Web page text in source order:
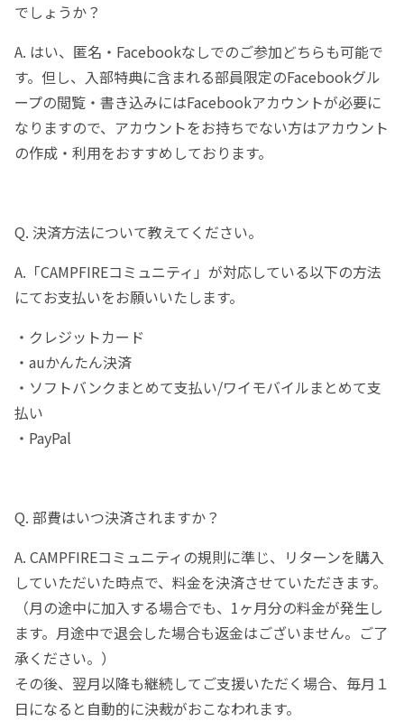
でしょうか？
A. はい、匿名・Facebookなしでのご参加どちらも可能で
す。但し、入部特典に含まれる部員限定のFacebookグル
ープの閲覧・書き込みにはFacebookアカウントが必要に
なりますので、アカウントをお持ちでない方はアカウント
の作成・利用をおすすめしております。
Q. 決済方法について教えてください。
A.「CAMPFIREコミュニティ」が対応している以下の方法
にてお支払いをお願いいたします。
・クレジットカード
・auかんたん決済
・ソフトバンクまとめて支払い/ワイモバイルまとめて支
払い
・PayPal
Q. 部費はいつ決済されますか？
A. CAMPFIREコミュニティの規則に準じ、リターンを購入
していただいた時点で、料金を決済させていただきます。
（月の途中に加入する場合でも、1ヶ月分の料金が発生し
ます。月途中で退会した場合も返金はございません。ご了
承ください。）
その後、翌月以降も継続してご支援いただく場合、毎月１
日になると自動的に決裁がおこなわれます。